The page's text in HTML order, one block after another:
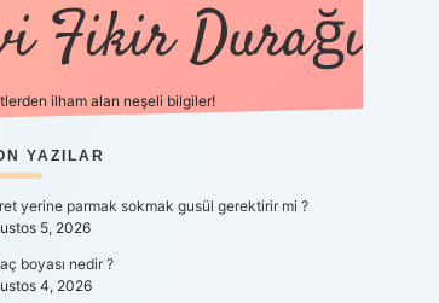
Fikir Durağı
ilham alan neşeli bilgiler!
YAZILAR
yerine parmak sokmak gusül gerektirir mi ?
5, 2026
boyası nedir ?
4, 2026